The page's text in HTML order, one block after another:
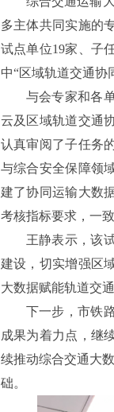
多主体共同实施的
试点单位19家、子
中“区域轨道交通协
与会专家和各
云及区域轨道交通
认真审阅了子任务
与综合安全保障领
建了协同运输大数
考核指标要求，一
王静表示，该
建设，切实增强区
大数据赋能轨道交
下一步，市铁
成果为着力点，继
续推动综合交通大
础。